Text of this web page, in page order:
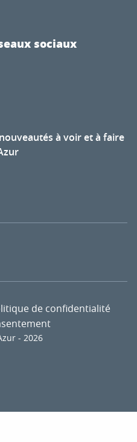
sociaux
à voir et à faire
- 2026
de confidentialité